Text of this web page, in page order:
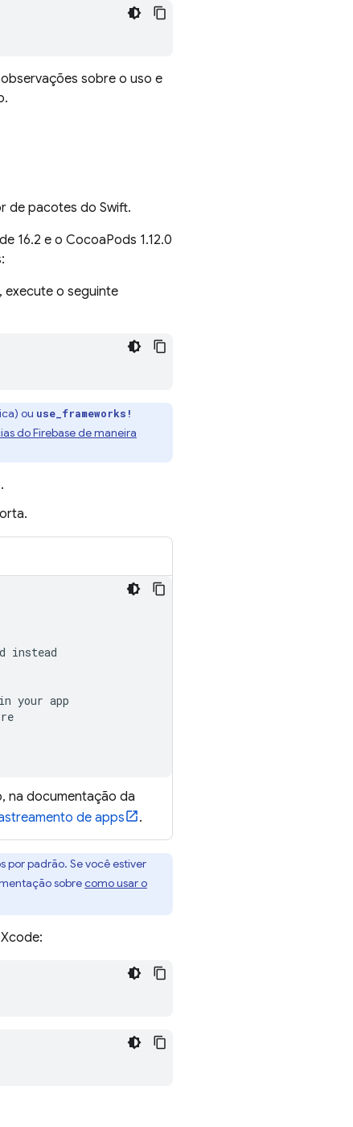
sobre o uso e
de pacotes do Swift.
16.2 e o CocoaPods 1.12.0
execute o seguinte
ou use_frameworks!
do Firebase de maneira
instead
your app
na documentação da
de apps .
por padrão. Se você estiver
sobrecomo usar o